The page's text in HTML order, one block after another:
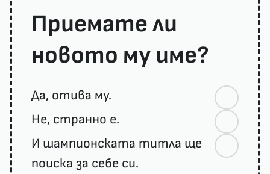
Приемате ли
новото му име?
Да, отива му.
Не, странно е.
И шампионската титла ще
поиска за себе си.